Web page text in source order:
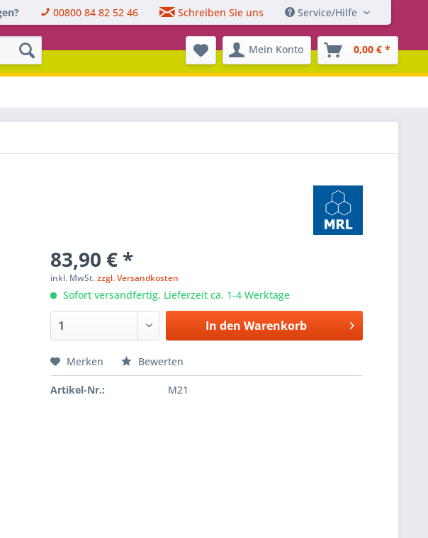
00800 84 82 52 46 Schreiben Sie uns Service/Hilfe
Mein Konto 0,00 € *
83,90 € *
inkl. MwSt.zzgl. Versandkosten
Sofort versandfertig, Lieferzeit ca. 1-4 Werktage
In den Warenkorb
Merken Bewerten
Artikel-Nr.: M21